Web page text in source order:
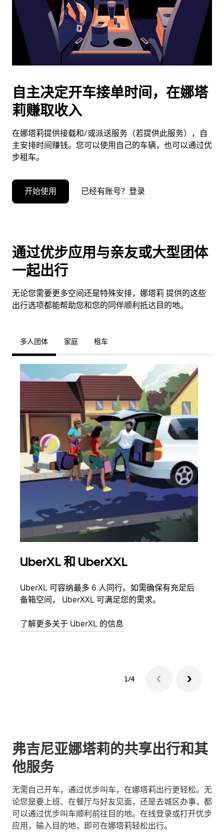
按
退
闭
日
历。
自主决定开车接单时间，在娜塔
莉赚取收入
在娜塔莉提供接载和/或派送服务（若提供此服务），自
主安排时间赚钱。您可以使用自己的车辆，也可以通过优
步租车。
开始使用 已经有账号？登录
通过优步应用与亲友或大型团体
一起出行
无论您需要更多空间还是特殊安排，娜塔莉 提供的这些
出行选项都能帮助您和您的同伴顺利抵达目的地。
多人团体 家庭 租车
UberXL 和 UberXXL
UberXL 可容纳最多 6 人同行。如需确保有充足后
备箱空间， UberXXL 可满足您的需求。
了解更多关于 UberXL 的信息
1/4
弗吉尼亚娜塔莉的共享出行和其
他服务
无需自己开车，通过优步叫车，在娜塔莉出行更轻松。无
论您是要上班、在餐厅与好友见面，还是去城区办事，都
可以通过优步叫车顺利前往目的地。在线登录或打开优步
应用，输入目的地，即可在娜塔莉轻松出行。